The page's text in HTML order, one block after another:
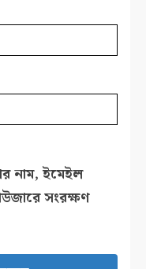
নাম, ইমেইল
সংরক্ষণ